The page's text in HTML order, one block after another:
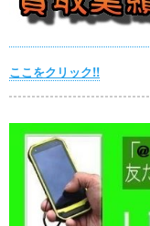
ここをクリック!!